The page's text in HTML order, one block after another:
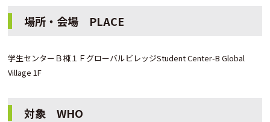
場所・会場 PLACE
学生センターＢ棟１ＦグローバルビレッジStudent Center-B Global
Village 1F
対象 WHO